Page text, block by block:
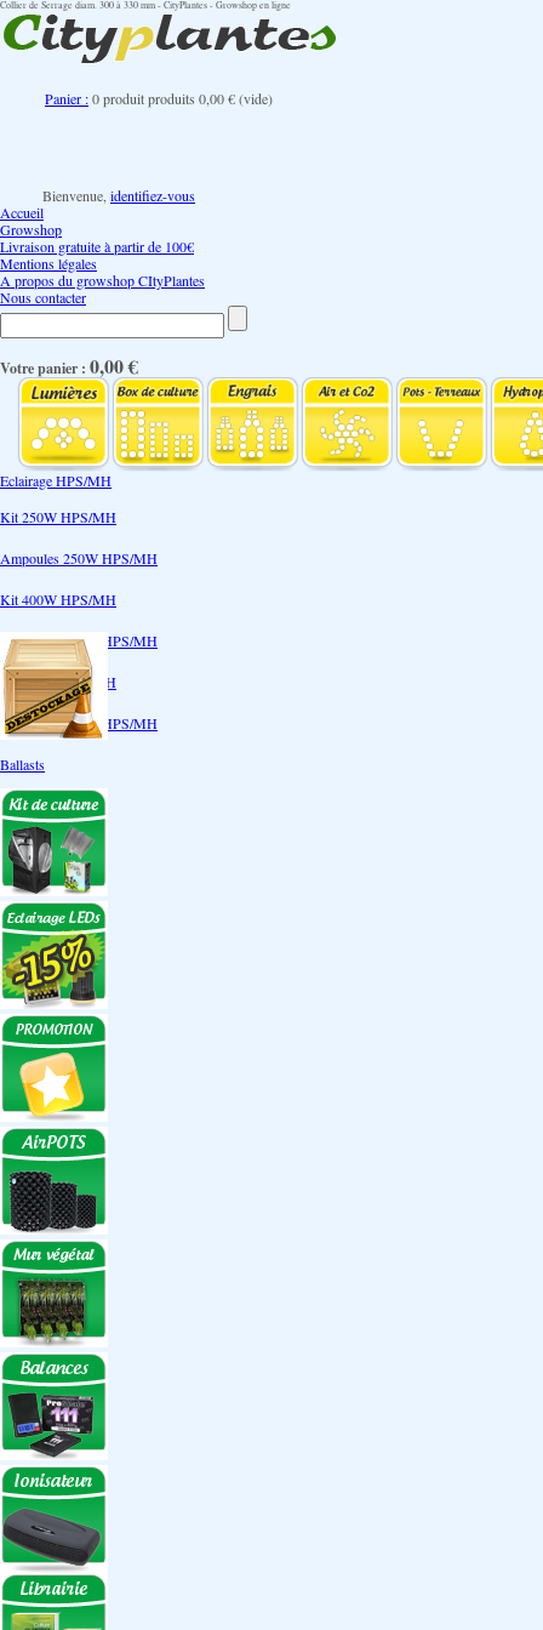
Collier de Serrage diam. 300 à 330 mm - CityPlantes - Growshop en ligne
Panier :0produitproduits 0,00 €(vide)
Bienvenue, identifiez-vous
Accueil
Growshop
Livraison gratuite à partir de 100€
Mentions légales
A propos du growshop CItyPlantes
Nous contacter
Votre panier : 0,00 €
Eclairage HPS/MH
Kit 250W HPS/MH
Ampoules 250W HPS/MH
Kit 400W HPS/MH
Ampoules 400W HPS/MH
Kit 600W HPS/MH
Ampoules 600W HPS/MH
Ballasts
Réflecteurs
CoolTube
Accessoires
Eclairages LEDs
Eclairages ECO
Kits ECO
Ampoules ECO
Réflecteurs ECO
Réflecteurs
Accessoires
Box Discount
Box par marque
Hortibox
Homebox
Dark Room II
GrowLab
Box par taille
Box 40 cm
Box 60 cm
Box 80-90 cm
Box 120 cm
Autres tailles Box